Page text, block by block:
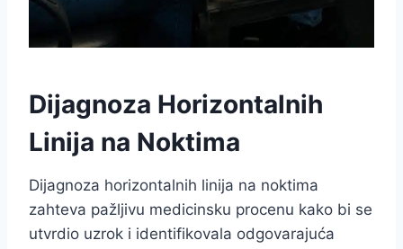
Dijagnoza Horizontalnih
Linija na Noktima
Dijagnoza horizontalnih linija na noktima
zahteva pažljivu medicinsku procenu kako bi se
utvrdio uzrok i identifikovala odgovarajuća